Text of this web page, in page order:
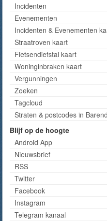
Incidenten
Evenementen
Incidenten & Evenementen
Straatroven kaart
Fietsendiefstal kaart
Woninginbraken kaart
Vergunningen
Zoeken
Tagcloud
Straten & postcodes in
Blijf op de hoogte
Android App
Nieuwsbrief
RSS
Twitter
Facebook
Instagram
Telegram kanaal